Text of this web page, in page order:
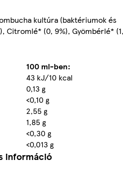
kultúra (baktériumok és
Citromlé* (0, 9%), Gyömbérlé*
100 ml-ben:
43 kJ/10 kcal
0,13 g
<0,10 g
2,55 g
1,85 g
<0,30 g
<0,013 g
információ